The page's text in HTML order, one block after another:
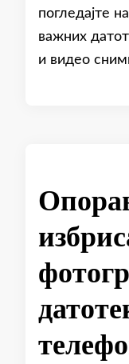
погледајте
важних
и видео